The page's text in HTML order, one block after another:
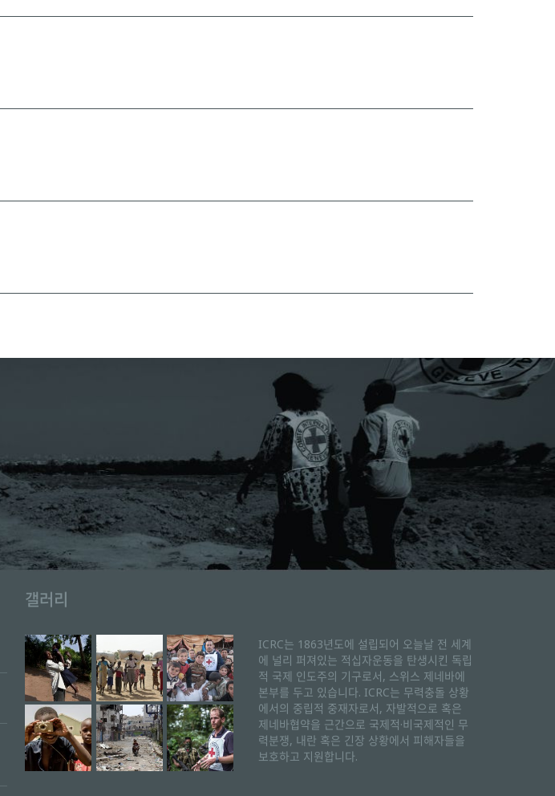
갤러리
ICRC는 1863년도에 설립되어 오늘날 전 세계
에 널리 퍼져있는 적십자운동을 탄생시킨 독립
적 국제 인도주의 기구로서, 스위스 제네바에
본부를 두고 있습니다. ICRC는 무력충돌 상황
에서의 중립적 중재자로서, 자발적으로 혹은
제네바협약을 근간으로 국제적·비국제적인 무
력분쟁, 내란 혹은 긴장 상황에서 피해자들을
보호하고 지원합니다.